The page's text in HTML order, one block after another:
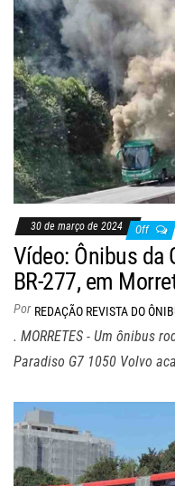
30 de março de 2024 Off
Vídeo: Ônibus da
BR-277, em
Por REDAÇÃO REVISTA DO
. MORRETES - Um ônibus
Paradiso G7 1050 Volvo